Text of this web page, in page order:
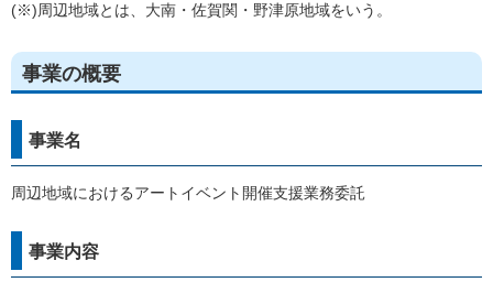
(※)周辺地域とは、大南・佐賀関・野津原地域をいう。
事業の概要
事業名
周辺地域におけるアートイベント開催支援業務委託
事業内容